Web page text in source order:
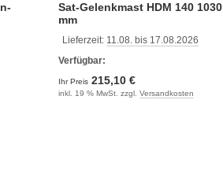
Sat-Gelenkmast HDM 140 1030
mm
Lieferzeit: 11.08. bis 17.08.2026
Verfügbar:
Ihr Preis 215,10 €
inkl. 19 % MwSt. zzgl. Versandkosten